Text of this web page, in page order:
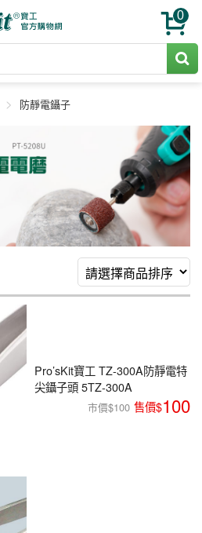
0
網路壓著鉗
扳手工具
起子工具
手鉗工具
放大工具
精密鑷子
電磨/電鑽組
高壓絕緣
電焊烙鐵
周邊配件
烙鐵頭
光纖系列
三用電錶
通訊儀器
環境儀錶
A+B 組合
初階款8+
中階款12＋
編程系列
機器人系列
報價諮詢
訂單查詢
科玩補件
技術諮詢
舊換新方案
家用網路
居家修繕
防靜電鑷子
Pro’sKit寶工 TZ-300A防靜電特
尖鑷子頭 5TZ-300A
市價$100 100